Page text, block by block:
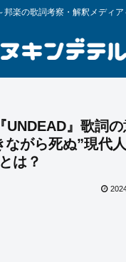
邦楽の歌詞考察・解釈メディア
UNDEAD』歌詞
ながら死ぬ”現代
は？